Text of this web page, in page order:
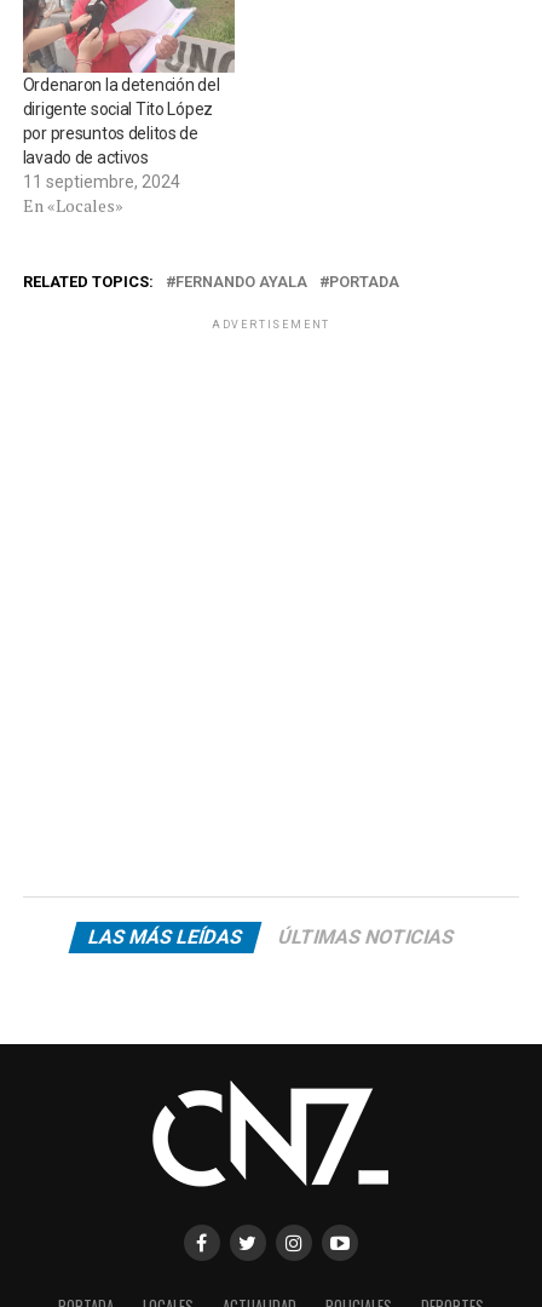
Ordenaron la detención del
dirigente social Tito López
por presuntos delitos de
lavado de activos
11 septiembre, 2024
En «Locales»
RELATED TOPICS: FERNANDO AYALA PORTADA
ADVERTISEMENT
LAS MÁS LEÍDAS ÚLTIMAS NOTICIAS